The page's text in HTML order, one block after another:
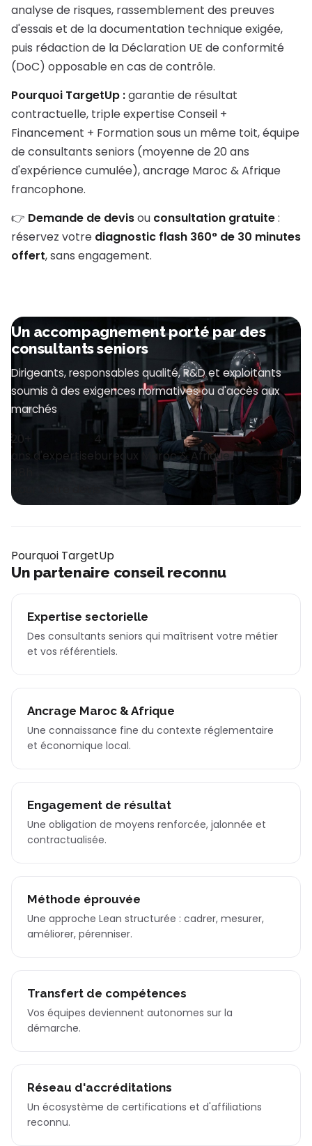
analyse de risques, rassemblement des preuves
d'essais et de la documentation technique exigée,
puis rédaction de la Déclaration UE de conformité
(DoC) opposable en cas de contrôle.
Pourquoi TargetUp :garantie de résultat
contractuelle, triple expertise Conseil +
Financement + Formation sous un même toit, équipe
de consultants seniors (moyenne de 20 ans
d'expérience cumulée), ancrage Maroc & Afrique
francophone.
👉 Demande de devisou consultation gratuite:
réservez votre diagnostic flash 360° de 30 minutes
offert, sans engagement.
Un accompagnement porté par des
consultants seniors
Dirigeants, responsables qualité, R&D et exploitants
soumis à des exigences normatives ou d'accès aux
marchés
20+
ans d'expertise
4
bureaux Maroc & Afrique
pour votre devis
Pourquoi TargetUp
Un partenaire conseil reconnu
Expertise sectorielle
Des consultants seniors qui maîtrisent votre métier
et vos référentiels.
Ancrage Maroc & Afrique
Une connaissance fine du contexte réglementaire
et économique local.
Engagement de résultat
Une obligation de moyens renforcée, jalonnée et
contractualisée.
Méthode éprouvée
Une approche Lean structurée : cadrer, mesurer,
améliorer, pérenniser.
Transfert de compétences
Vos équipes deviennent autonomes sur la
démarche.
Réseau d'accréditations
Un écosystème de certifications et d'affiliations
reconnu.